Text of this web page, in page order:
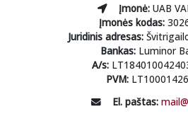
Įmonė: UAB
Įmonės kodas:
Juridinis adresas:
Bankas:Luminor
A/s:
PVM:
El. paštas: